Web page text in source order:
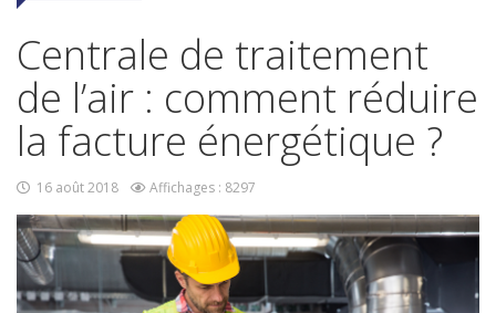
Centrale de traitement
de l’air : comment réduire
la facture énergétique ?
16 août 2018 Affichages : 8297